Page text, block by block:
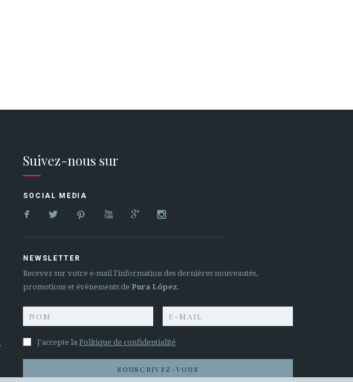
Suivez-nous sur
SOCIAL MEDIA
     
NEWSLETTER
Recevez sur votre e-mail l'information des dernières nouveautés,
promotions et évènements de Pura López.
J'accepte laPolitique de confidentialité
SOUSCRIVEZ-VOUS